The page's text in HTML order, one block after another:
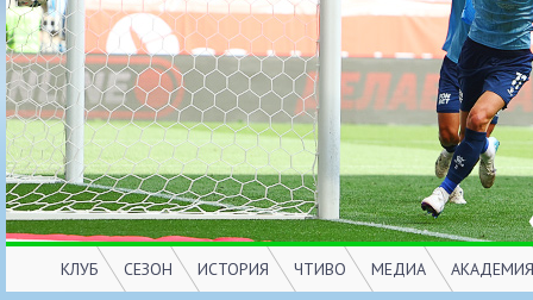
КЛУБ
СЕЗОН
ИСТОРИЯ
ЧТИВО
МЕДИА
АКАДЕМИЯ